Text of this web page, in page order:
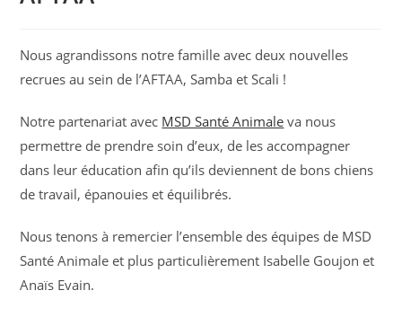
Nous agrandissons notre famille avec deux nouvelles
recrues au sein de l’AFTAA, Samba et Scali !
Notre partenariat avec MSD Santé Animale va nous
permettre de prendre soin d’eux, de les accompagner
dans leur éducation afin qu’ils deviennent de bons chiens
de travail, épanouies et équilibrés.
Nous tenons à remercier l’ensemble des équipes de MSD
Santé Animale et plus particulièrement Isabelle Goujon et
Anaïs Evain.